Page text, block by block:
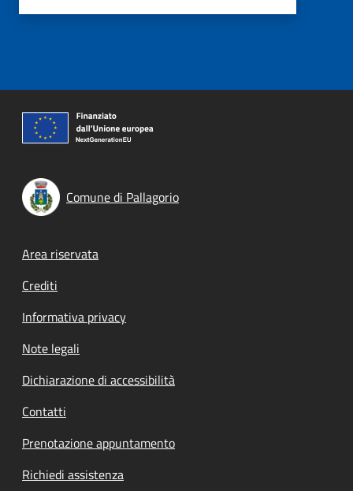
Comune di Pallagorio
Footer menu
Area riservata
Crediti
Informativa privacy
Note legali
Dichiarazione di accessibilità
Contatti
Prenotazione appuntamento
Richiedi assistenza